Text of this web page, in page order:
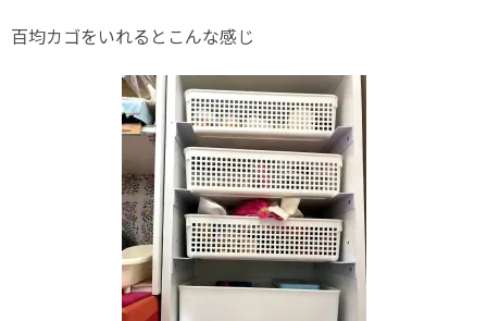
百均カゴをいれるとこんな感じ